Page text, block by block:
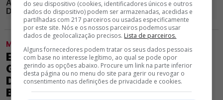
MODALIDADES
EXCLUSIVO GLORIOSO 1904 -
GOLEADOR DO BARCELONA FOI
DISPENSADO E ESTÁ LIVRE, MAS
BENFICA NÃO O QUER
do seu dispositivo (cookies, identificadores únicos e outros
dados do dispositivo) podem ser armazenadas, acedidas e
partilhadas com 217 parceiros ou usadas especificamente
por este site. Nós e os nossos parceiros podemos usar
dados de geolocalização precisos. Lista de parceiros.
Alguns fornecedores podem tratar os seus dados pessoais
com base no interesse legítimo, ao qual se pode opor
gerindo as opções abaixo. Procure um link na parte inferior
desta página ou no menu do site para gerir ou revogar o
consentimento nas definições de privacidade e cookies.